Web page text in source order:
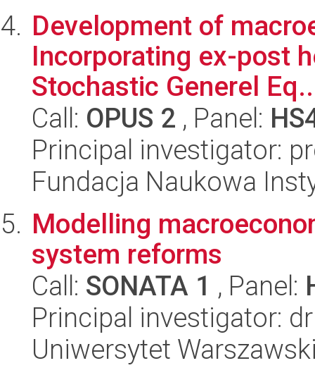
Development of
Incorporating ex-post
Stochastic Generel
Call: OPUS 2 , Panel:
Principal investigator:
Fundacja Naukowa
Modelling
system reforms
Call: SONATA 1 , Panel:
Principal investigator:
Uniwersytet